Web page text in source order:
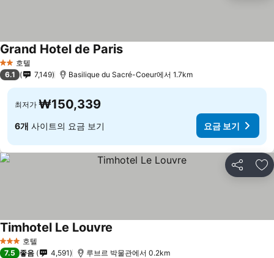
2 성급호텔
Grand Hotel de Paris
6.1 7,149 Basilique du Sacré-Coeur에서 1.7km
최저가 ₩150,339
6개 사이트의 요금 보기 요금 보기
공유 즐
3 성급 호텔
Timhotel Le Louvre
7.5 좋음 4,591 루브르 박물관에서 0.2km